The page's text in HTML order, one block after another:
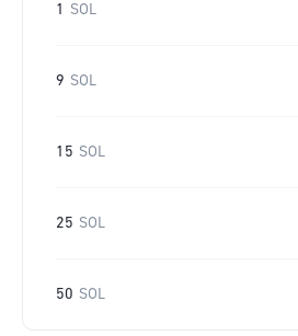
1 SOL
9 SOL
15 SOL
25 SOL
50 SOL